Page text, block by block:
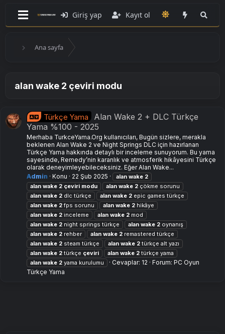
Giriş yap Kayıt ol
Ana sayfa
alan wake 2 çeviri modu
Türkçe Yama
Alan Wake 2 + DLC Türkçe
Yama %100 - 2025
Merhaba TurkceYama.Org kullanıcıları, Bugün sizlere, merakla
beklenen Alan Wake 2 ve Night Springs DLC için hazırlanan
Türkçe Yama hakkında detaylı bir inceleme sunuyorum. Bu yama
sayesinde, Remedy’nin karanlık ve atmosferik hikâyesini Türkçe
olarak deneyimleyebileceksiniz. Eğer Alan Wake...
Admin
Konu 22 Şub 2025 alan wake 2
alan wake 2 çeviri modu alan wake 2 çökme sorunu
alan wake 2 dlc türkçe alan wake 2 epic games türkçe
alan wake 2fps sorunu alan wake 2 hikâye
alan wake 2 i̇nceleme alan wake 2 mod
alan wake 2 night springs türkçe alan wake 2 oynanış
alan wake 2 rehber alan wake 2 remastered türkçe
alan wake 2 steam türkçe alan wake 2 türkçe alt yazı
alan wake 2 türkçe çeviri alan wake 2 türkçe yama
alan wake 2 yama kurulumu Cevaplar: 12 Forum: PC Oyun
Türkçe Yama